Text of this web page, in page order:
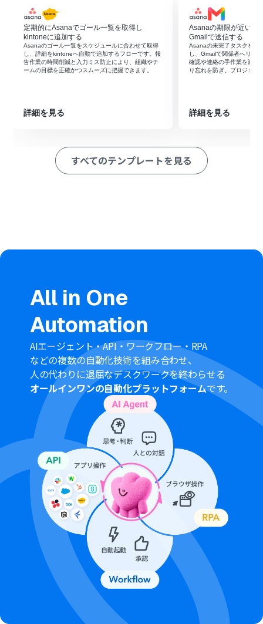
はじめに、Asanaと楽楽販売をYoomと連携します。
次に、トリガーでAsanaを選択し、「特定のプロジェクト
に新しいタスクが追加されたら」というアクションを設定
します。
最後に、オペレーションで楽楽販売の「レコードを登
録」アクションを設定し、トリガーで取得したタスク情報
を元にレコードを登録するよう設定します。
ペレーション」：トリガー起動後、フロー内で処理を行うアク
ション
Asanaのトリガー設定では、どのプロジェクトにタスクが
追加された時にこのワークフローを起動させるか、対象
のプロジェクトを任意で指定してください。
Asanaと楽楽販売のそれぞれとYoomを連携してくださ
プランによって最短の起動間隔が異なりますので、ご注意
ください。
楽楽販売はチームプラン・サクセスプランでのみご利用い
ただけるアプリとなっております。フリープラン・ミニプ
ランの場合は設定しているフローボットのオペレーショ
ンやデータコネクトはエラーとなりますので、ご注意くだ
さい。
チームプランやサクセスプランなどの有料プランは、2週
間の無料トライアルを行うことが可能です。無料トライア
ル中には制限対象のアプリを使用することができます。
定期的にAsanaでゴール一覧を取得し
kintoneに追加する
Asanaのゴール一覧をスケジュールに合わせて取得
し、詳細をkintoneへ自動で追加するフローです。報
告作業の時間削減と入力ミス防止により、組織やチ
ームの目標を正確かつスムーズに把握できます。
詳細を見る
Asanaの期限が近いタ
Gmailで送信する
Asanaの未完了タスクを毎
し、Gmailで関係者へリマ
確認や連絡の手作業を減ら
り忘れを防ぎ、プロジェク
詳細を見る
すべてのテンプレートを見る
All in One
Automation
AIエージェント・API・ワークフロー・RPA
などの複数の自動化技術を組み合わせ、
人の代わりに退屈なデスクワークを終わらせる
オールインワンの自動化プラットフォームです。